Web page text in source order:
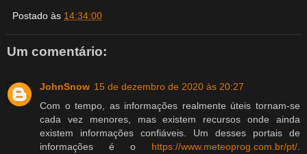
Postado às 14:34:00
Um comentário:
JohnSnow 15 de dezembro de 2020 às 20:27
Com o tempo, as informações realmente úteis tornam-se
cada vez menores, mas existem recursos onde ainda
existem informações confiáveis. Um desses portais de
informações é o https://www.meteoprog.com.br/pt/.